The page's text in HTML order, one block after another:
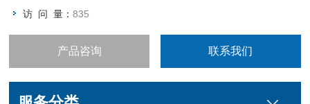
访 问 量：835
产品咨询 联系我们